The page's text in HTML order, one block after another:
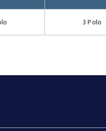
3 Polo